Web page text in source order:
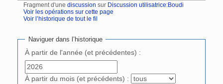
Fragment d'une discussion sur Discussion utilisatrice:Boudi
Voir les opérations sur cette page
Voir l’historique de tout le fil
Naviguer dans l’historique
À partir de l'année (et précédentes) :
À partir du mois (et précédents) :